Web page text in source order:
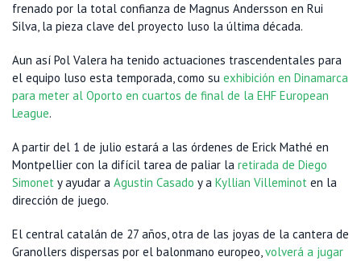
frenado por la total confianza de Magnus Andersson en Rui
Silva, la pieza clave del proyecto luso la última década.
Aun así Pol Valera ha tenido actuaciones trascendentales para
el equipo luso esta temporada, como su exhibición en Dinamarca
para meter al Oporto en cuartos de final de la EHF European
League.
A partir del 1 de julio estará a las órdenes de Erick Mathé en
Montpellier con la difícil tarea de paliar la retirada de Diego
Simonet y ayudar a Agustin Casado y a Kyllian Villeminot en la
dirección de juego.
El central catalán de 27 años, otra de las joyas de la cantera de
Granollers dispersas por el balonmano europeo,volverá a jugar